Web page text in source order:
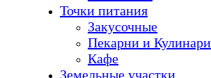
Точки питания
Закусочные
Пекарни и
Кафе
Земельные участки